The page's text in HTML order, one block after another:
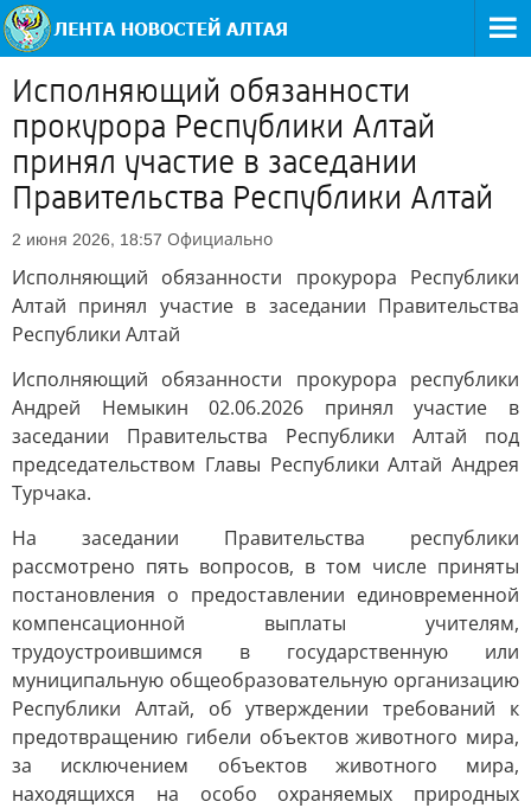
Исполняющий обязанности
прокурора Республики Алтай
принял участие в заседании
Правительства Республики Алтай
2 июня 2026, 18:57 Официально
Исполняющий обязанности прокурора Республики
Алтай принял участие в заседании Правительства
Республики Алтай
Исполняющий обязанности прокурора республики
Андрей Немыкин 02.06.2026 принял участие в
заседании Правительства Республики Алтай под
председательством Главы Республики Алтай Андрея
Турчака.
На заседании Правительства республики
рассмотрено пять вопросов, в том числе приняты
постановления о предоставлении единовременной
компенсационной выплаты учителям,
трудоустроившимся в государственную или
муниципальную общеобразовательную организацию
Республики Алтай, об утверждении требований к
предотвращению гибели объектов животного мира,
за исключением объектов животного мира,
находящихся на особо охраняемых природных